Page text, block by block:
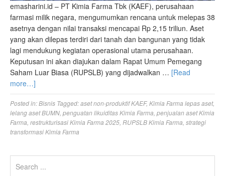
emasharini.id – PT Kimia Farma Tbk (KAEF), perusahaan
farmasi milik negara, mengumumkan rencana untuk melepas 38
asetnya dengan nilai transaksi mencapai Rp 2,15 triliun. Aset
yang akan dilepas terdiri dari tanah dan bangunan yang tidak
lagi mendukung kegiatan operasional utama perusahaan.
Keputusan ini akan diajukan dalam Rapat Umum Pemegang
Saham Luar Biasa (RUPSLB) yang dijadwalkan … [Read
more…]
Posted in:Bisnis Tagged:aset non-produktif KAEF, Kimia Farma lepas aset,
lelang aset BUMN penguatan likuiditas Kimia Farma penjualan aset Kimia
Farma restrukturisasi Kimia Farma 2025 RUPSLB Kimia Farma strategi
transformasi Kimia Farma